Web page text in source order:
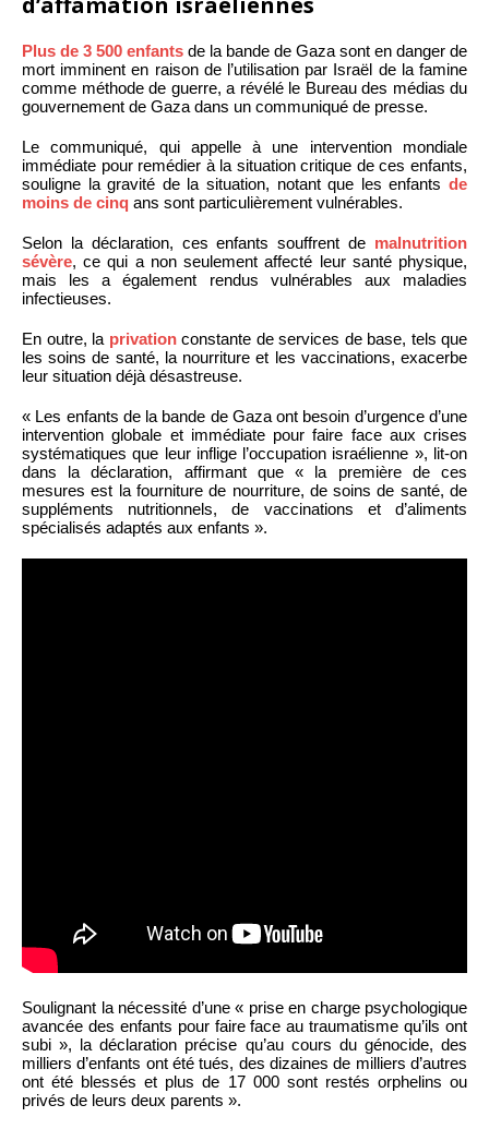
Plus de 3 500 enfants de la bande de Gaza sont en danger de
mort imminent en raison de l’utilisation par Israël de la famine
comme méthode de guerre, a révélé le Bureau des médias du
gouvernement de Gaza dans un communiqué de presse.
Le communiqué, qui appelle à une intervention mondiale
immédiate pour remédier à la situation critique de ces enfants,
souligne la gravité de la situation, notant que les enfants de
moins de cinq ans sont particulièrement vulnérables.
Selon la déclaration, ces enfants souffrent de malnutrition
sévère, ce qui a non seulement affecté leur santé physique,
mais les a également rendus vulnérables aux maladies
infectieuses.
En outre, la privationconstante de services de base, tels que
les soins de santé, la nourriture et les vaccinations, exacerbe
leur situation déjà désastreuse.
« Les enfants de la bande de Gaza ont besoin d’urgence d’une
intervention globale et immédiate pour faire face aux crises
systématiques que leur inflige l’occupation israélienne », lit-on
dans la déclaration, affirmant que « la première de ces
mesures est la fourniture de nourriture, de soins de santé, de
suppléments nutritionnels, de vaccinations et d’aliments
spécialisés adaptés aux enfants ».
Soulignant la nécessité d’une « prise en charge psychologique
avancée des enfants pour faire face au traumatisme qu’ils ont
subi », la déclaration précise qu’au cours du génocide, des
milliers d’enfants ont été tués, des dizaines de milliers d’autres
ont été blessés et plus de 17 000 sont restés orphelins ou
privés de leurs deux parents ».